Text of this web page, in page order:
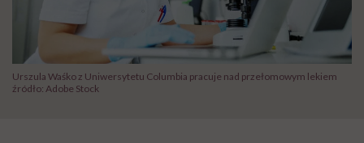
Urszula Waśko z Uniwersytetu Columbia pracuje nad przełomowym lekiem
źródło: Adobe Stock